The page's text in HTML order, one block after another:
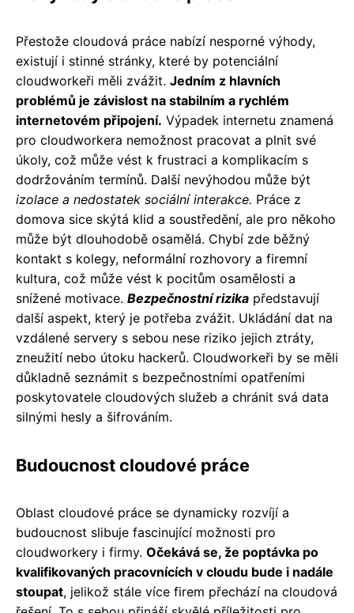
Přestože cloudová práce nabízí nesporné výhody,
existují i stinné stránky, které by potenciální
cloudworkeři měli zvážit. Jedním z hlavních
problémů je závislost na stabilním a rychlém
internetovém připojení. Výpadek internetu znamená
pro cloudworkera nemožnost pracovat a plnit své
úkoly, což může vést k frustraci a komplikacím s
dodržováním termínů. Další nevýhodou může být
izolace a nedostatek sociální interakce. Práce z
domova sice skýtá klid a soustředění, ale pro někoho
může být dlouhodobě osamělá. Chybí zde běžný
kontakt s kolegy, neformální rozhovory a firemní
kultura, což může vést k pocitům osamělosti a
snížené motivace. Bezpečnostní rizika představují
další aspekt, který je potřeba zvážit. Ukládání dat na
vzdálené servery s sebou nese riziko jejich ztráty,
zneužití nebo útoku hackerů. Cloudworkeři by se měli
důkladně seznámit s bezpečnostními opatřeními
poskytovatele cloudových služeb a chránit svá data
silnými hesly a šifrováním.
Budoucnost cloudové práce
Oblast cloudové práce se dynamicky rozvíjí a
budoucnost slibuje fascinující možnosti pro
cloudworkery i firmy. Očekává se, že poptávka po
kvalifikovaných pracovnících v cloudu bude i nadále
stoupat, jelikož stále více firem přechází na cloudová